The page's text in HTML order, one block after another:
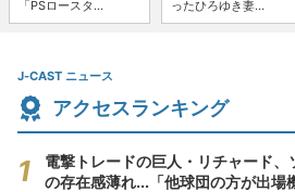
「PSロースタ...
ったひろゆき妻...
J-CAST ニュース
アクセスランキング
電撃トレードの巨人・リチャード、
の存在感薄れ...「他球団の方が出場